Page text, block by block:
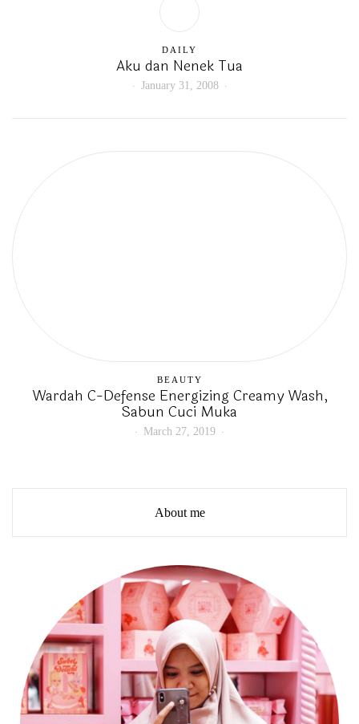
DAILY
Aku dan Nenek Tua
January 31, 2008
BEAUTY
Wardah C-Defense Energizing Creamy Wash,
Sabun Cuci Muka
March 27, 2019
About me